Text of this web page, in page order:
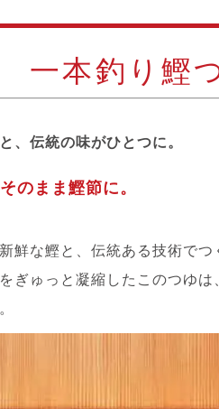
一本釣り鰹
、伝統の味がひとつに。
のまま鰹節に。
鮮な鰹と、伝統ある技術で
ぎゅっと凝縮したこのつゆ